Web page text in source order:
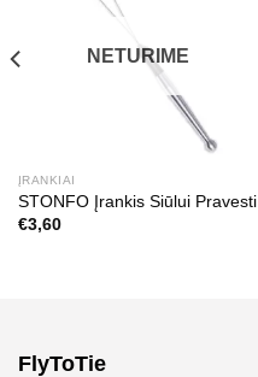
NETURIME
ĮRANKIAI
STONFO Įrankis Siūlui Pravesti
€3,60
FlyToTie